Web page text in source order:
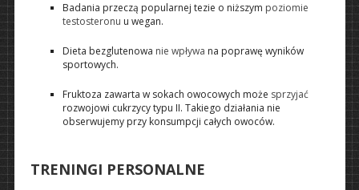
Badania przeczą popularnej tezie o niższym poziomie
testosteronu u wegan.
Dieta bezglutenowa nie wpływa na poprawę wyników
sportowych.
Fruktoza zawarta w sokach owocowych może sprzyjać
rozwojowi cukrzycy typu II. Takiego działania nie
obserwujemy przy konsumpcji całych owoców.
TRENINGI PERSONALNE